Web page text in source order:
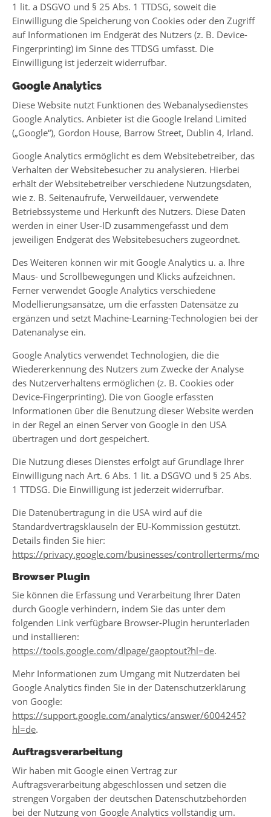
1 lit. a DSGVO und § 25 Abs. 1 TTDSG, soweit die
Einwilligung die Speicherung von Cookies oder den Zugriff
auf Informationen im Endgerät des Nutzers (z. B. Device-
Fingerprinting) im Sinne des TTDSG umfasst. Die
Einwilligung ist jederzeit widerrufbar.
Google Analytics
Diese Website nutzt Funktionen des Webanalysedienstes
Google Analytics. Anbieter ist die Google Ireland Limited
(„Google“), Gordon House, Barrow Street, Dublin 4, Irland.
Google Analytics ermöglicht es dem Websitebetreiber, das
Verhalten der Websitebesucher zu analysieren. Hierbei
erhält der Websitebetreiber verschiedene Nutzungsdaten,
wie z. B. Seitenaufrufe, Verweildauer, verwendete
Betriebssysteme und Herkunft des Nutzers. Diese Daten
werden in einer User-ID zusammengefasst und dem
jeweiligen Endgerät des Websitebesuchers zugeordnet.
Des Weiteren können wir mit Google Analytics u. a. Ihre
Maus- und Scrollbewegungen und Klicks aufzeichnen.
Ferner verwendet Google Analytics verschiedene
Modellierungsansätze, um die erfassten Datensätze zu
ergänzen und setzt Machine-Learning-Technologien bei der
Datenanalyse ein.
Google Analytics verwendet Technologien, die die
Wiedererkennung des Nutzers zum Zwecke der Analyse
des Nutzerverhaltens ermöglichen (z. B. Cookies oder
Device-Fingerprinting). Die von Google erfassten
Informationen über die Benutzung dieser Website werden
in der Regel an einen Server von Google in den USA
übertragen und dort gespeichert.
Die Nutzung dieses Dienstes erfolgt auf Grundlage Ihrer
Einwilligung nach Art. 6 Abs. 1 lit. a DSGVO und § 25 Abs.
1 TTDSG. Die Einwilligung ist jederzeit widerrufbar.
Die Datenübertragung in die USA wird auf die
Standardvertragsklauseln der EU-Kommission gestützt.
Details finden Sie hier:
https://privacy.google.com/businesses/controllerterms/mccs/
Browser Plugin
Sie können die Erfassung und Verarbeitung Ihrer Daten
durch Google verhindern, indem Sie das unter dem
folgenden Link verfügbare Browser-Plugin herunterladen
und installieren:
https://tools.google.com/dlpage/gaoptout?hl=de.
Mehr Informationen zum Umgang mit Nutzerdaten bei
Google Analytics finden Sie in der Datenschutzerklärung
von Google:
https://support.google.com/analytics/answer/6004245?
hl=de.
Auftragsverarbeitung
Wir haben mit Google einen Vertrag zur
Auftragsverarbeitung abgeschlossen und setzen die
strengen Vorgaben der deutschen Datenschutzbehörden
bei der Nutzung von Google Analytics vollständig um.